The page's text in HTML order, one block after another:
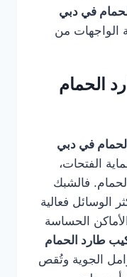
في دبي
من
الحمام
في دبي
الفتحات،
فالشبك
الوسائل فعالية
الحساسة
طارد الحمام
الجوية وتُقص